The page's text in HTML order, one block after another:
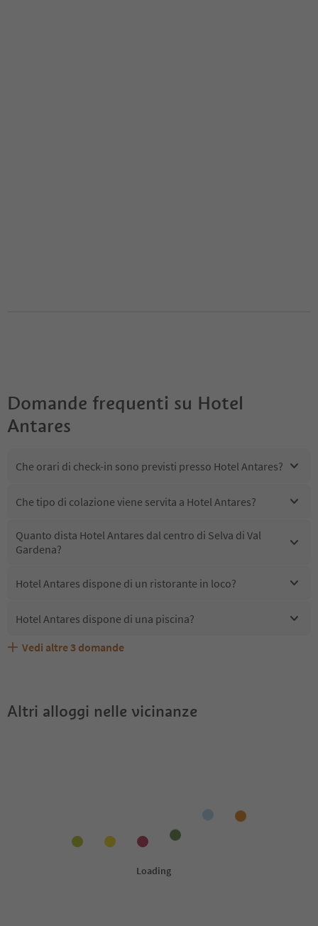
Domande frequenti su Hotel
Antares
Che orari di check-in sono previsti presso Hotel Antares?
Che tipo di colazione viene servita a Hotel Antares?
Quanto dista Hotel Antares dal centro di Selva di Val
Gardena?
Hotel Antares dispone di un ristorante in loco?
Hotel Antares dispone di una piscina?
Hotel Antares accetta animali domestici?
Quali servizi/attività sono disponibili presso Hotel
Gli ospiti di Hotel Antares ricevono l'Alto Adige Guest
Vedi altre 3 domande
Altri alloggi nelle vicinanze